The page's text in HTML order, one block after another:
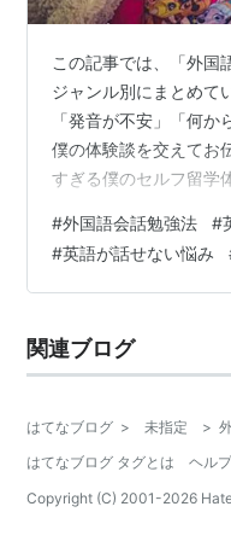
この記事では、「外国
ジャンル別にまとめて
「発音が不安」「何か
僕の体験談を交えてお
すぎる僕のセルフ留学
一部 🎓 英検1級対策と
💪 恥ずかしさ・度胸
🌐 この記事を書いた人
こまでも和風な僕の、
ススメ 中学…
#外国語会話勉強法 #
#英語が話せない悩み
関連ブログ
はてなブログ > 未指定 >
はてなブログ タグとは
ヘル
Copyright (C) 2001-2026